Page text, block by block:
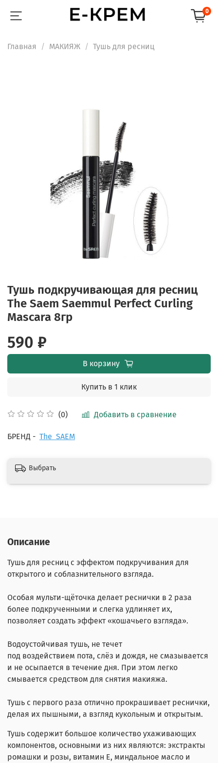
0
Главная МАКИЯЖ Тушь для ресниц
Тушь подкручивающая для ресниц
The Saem Saemmul Perfect Curling
Mascara 8гр
(0) Добавить в сравнение
590 ₽
В корзину
Купить в 1 клик
БРЕНД - The SAEM
Выбрать
Описание
Тушь для ресниц с эффектом подкручивания для
открытого и соблазнительного взгляда.
Особая мульти-щёточка делает реснички в 2 раза
более подкрученными и слегка удлиняет их,
позволяет создать эффект «кошачьего взгляда».
Водоустойчивая тушь, не течет
под воздействием пота, слёз и дождя, не смазывается
и не осыпается в течение дня. При этом легко
смывается средством для снятия макияжа.
Тушь с первого раза отлично прокрашивает реснички,
делая их пышными, а взгляд кукольным и открытым.
Тушь содержит большое количество ухаживающих
компонентов, основными из них являются: экстракты
ромашки и розы, витамин Е, миндальное масло и